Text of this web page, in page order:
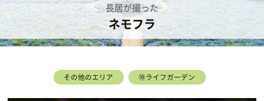
長居が撮った
ネモフラ
その他のエリア ⑩ライフガーデン